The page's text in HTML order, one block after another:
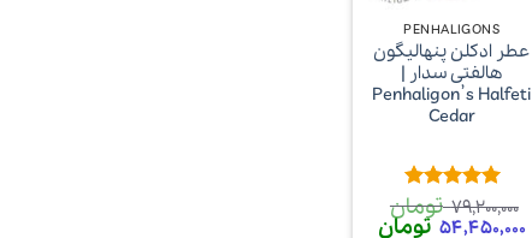
PENHALIGONS
عطر ادکلن پنهالیگون
هالفتی سدار |
Penhaligon’s Halfeti
Cedar
امتیاز5از
5
79,200,000 تومان
قیمت
54,450,000 تومان